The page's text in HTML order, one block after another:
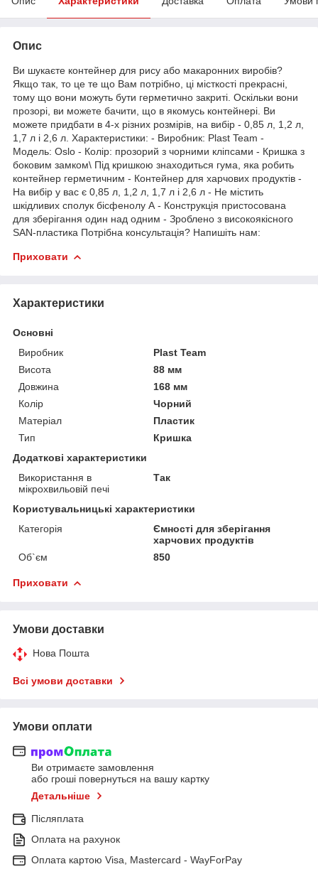
Опис
Ви шукаєте контейнер для рису або макаронних виробів?
Якщо так, то це те що Вам потрібно, ці місткості прекрасні,
тому що вони можуть бути герметично закриті. Оскільки вони
прозорі, ви можете бачити, що в якомусь контейнері. Ви
можете придбати в 4-х різних розмірів, на вибір - 0,85 л, 1,2 л,
1,7 л і 2,6 л. Характеристики: - Виробник: Plast Team -
Модель: Oslo - Колір: прозорий з чорними кліпсами - Кришка з
боковим замком\ Під кришкою знаходиться гума, яка робить
контейнер герметичним - Контейнер для харчових продуктів -
На вибір у вас є 0,85 л, 1,2 л, 1,7 л і 2,6 л - Не містить
шкідливих сполук бісфенолу А - Конструкція пристосована
для зберігання один над одним - Зроблено з високоякісного
SAN-пластика Потрібна консультація? Напишіть нам:
Приховати
Характеристики
Основні
Виробник
Plast Team
Висота
88 мм
Довжина
168 мм
Колір
Чорний
Матеріал
Пластик
Тип
Кришка
Додаткові характеристики
Використання в
мікрохвильовій печі
Так
Користувальницькі характеристики
Категорія
Ємності для зберігання
харчових продуктів
Об`єм
850
Приховати
Умови доставки
Нова Пошта
Всі умови доставки
Умови оплати
Ви отримаєте замовлення
або гроші повернуться на вашу картку
Детальніше
Післяплата
Оплата на рахунок
Оплата картою Visa, Mastercard - WayForPay